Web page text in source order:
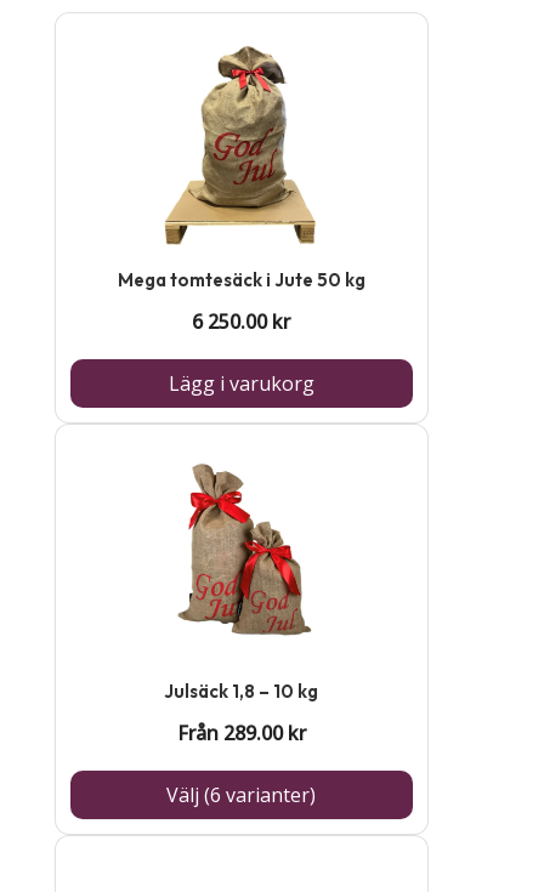
Mega tomtesäck i Jute 50 kg
6 250.00kr
Lägg i varukorg
Julsäck 1,8 – 10 kg
Från 289.00kr
Välj (6 varianter)
kan
väljas